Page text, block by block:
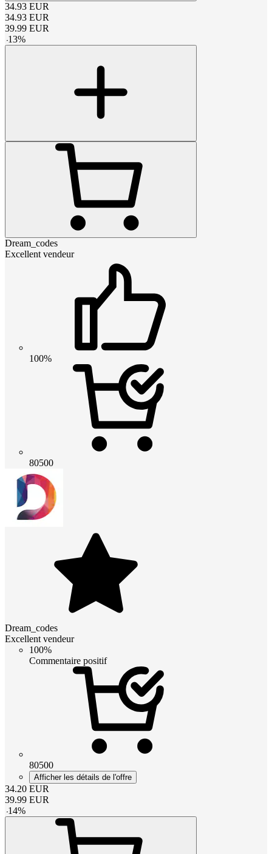
34.93 EUR
34.93 EUR
39.99 EUR
-13%
Dream_codes
Excellent vendeur
100%
80500
Dream_codes
Excellent vendeur
100%
Commentaire positif
80500
Afficher les détails de l'offre
34.20 EUR
39.99 EUR
-14%